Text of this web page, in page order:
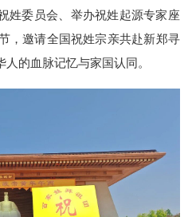
姓委员会、举办祝姓起源专家座
，邀请全国祝姓宗亲共赴新郑寻
的血脉记忆与家国认同。